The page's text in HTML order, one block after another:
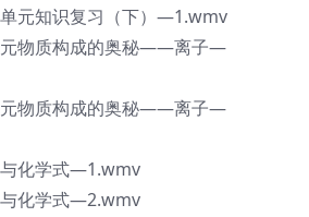
单元知识复习（下）—1.wmv
元物质构成的奥秘——离子—
元物质构成的奥秘——离子—
与化学式—1.wmv
与化学式—2.wmv